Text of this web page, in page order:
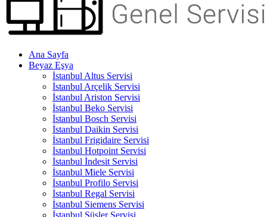
Ana Sayfa
Beyaz Eşya
İstanbul Altus Servisi
İstanbul Arçelik Servisi
İstanbul Ariston Servisi
İstanbul Beko Servisi
İstanbul Bosch Servisi
İstanbul Daikin Servisi
İstanbul Frigidaire Servisi
İstanbul Hotpoint Servisi
İstanbul İndesit Servisi
İstanbul Miele Servisi
İstanbul Profilo Servisi
İstanbul Regal Servisi
İstanbul Siemens Servisi
İstanbul Süsler Servisi